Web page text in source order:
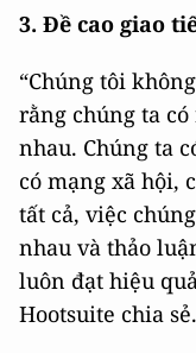
3. Đề cao giao
“Chúng tôi
rằng chúng ta
nhau. Chúng ta
có mạng xã hội,
tất cả, việc
nhau và thảo
luôn đạt hiệu
Hootsuite chia sẻ.